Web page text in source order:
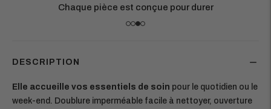
Chaque pièce est conçue pour durer
DESCRIPTION
Elle accueille vos essentiels de soin pour le quotidien ou le
week-end. Doublure imperméable facile à nettoyer, ouverture